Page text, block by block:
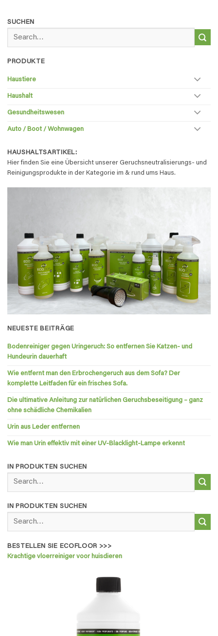
SUCHEN
for:
PRODUKTE
Haustiere
Haushalt
Gesundheitswesen
Auto / Boot / Wohnwagen
HAUSHALTSARTIKEL:
Hier finden Sie eine Übersicht unserer Geruchsneutralisierungs- und
Reinigungsprodukte in der Kategorie im & rund ums Haus.
NEUESTE BEITRÄGE
Bodenreiniger gegen Uringeruch: So entfernen Sie Katzen- und
Hundeurin dauerhaft
Wie entfernt man den Erbrochengeruch aus dem Sofa? Der
komplette Leitfaden für ein frisches Sofa.
Die ultimative Anleitung zur natürlichen Geruchsbeseitigung – ganz
ohne schädliche Chemikalien
Urin aus Leder entfernen
Wie man Urin effektiv mit einer UV-Blacklight-Lampe erkennt
IN PRODUKTEN SUCHEN
for:
IN PRODUKTEN SUCHEN
for:
BESTELLEN SIE ECOFLOOR >>>
Krachtige vloerreiniger voor huisdieren